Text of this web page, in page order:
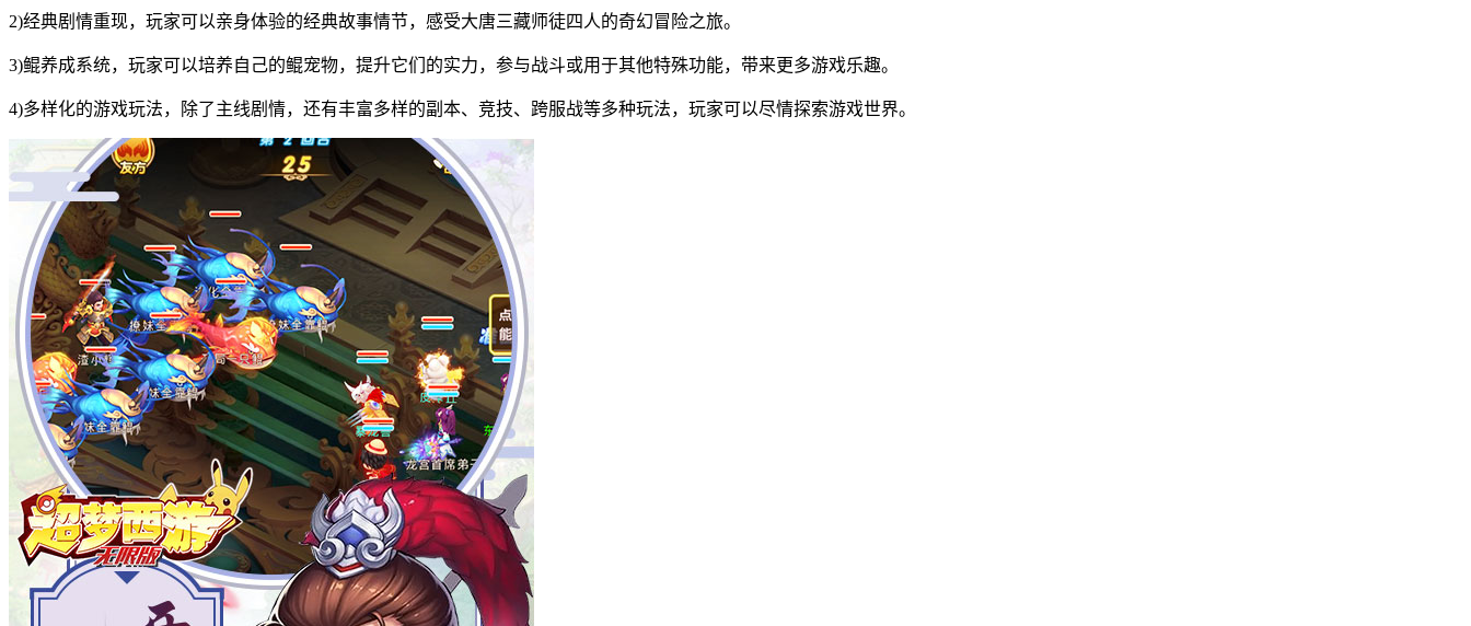
2)经典剧情重现，玩家可以亲身体验的经典故事情节，感受大唐三藏师徒四人的奇幻冒险之旅。
3)鲲养成系统，玩家可以培养自己的鲲宠物，提升它们的实力，参与战斗或用于其他特殊功能，带来更多游戏乐趣。
4)多样化的游戏玩法，除了主线剧情，还有丰富多样的副本、竞技、跨服战等多种玩法，玩家可以尽情探索游戏世界。